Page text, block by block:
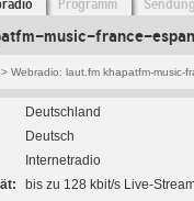
Programm
music-france-
> Webradio: laut.fm khapatfm-music-
Deutschland
Deutsch
Internetradio
bis zu 128 kbit/s Live-